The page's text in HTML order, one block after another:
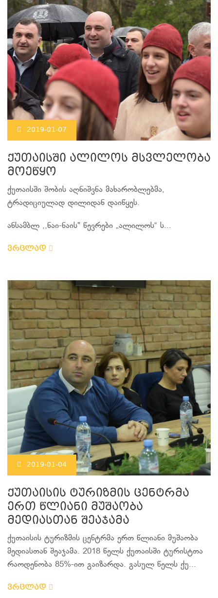
2019-01-07
ქუთაისში ალილოს მსვლელობა
მოეწყო
ქუთაისში შობის აღნიშვნა მახარობლებმა,
ტრადიციულად დილიდან დაიწყეს.
ანსამბლ ,,ნაი-ნაის" წევრები „ალილოს“ ს...
ვრცლად
2019-01-04
ქუთაისის ტურიზმის ცენტრმა
ერთ წლიანი მუშაობა
მედიასთან შეაჯამა
ქუთაისის ტურიზმის ცენტრმა ერთ წლიანი მუშაობა
მედიასთან შეაჯამა. 2018 წელს ქუთაისში ტურისტთა
რაოდენობა 85%-ით გაიზარდა. გასულ წელს ქუ...
ვრცლად